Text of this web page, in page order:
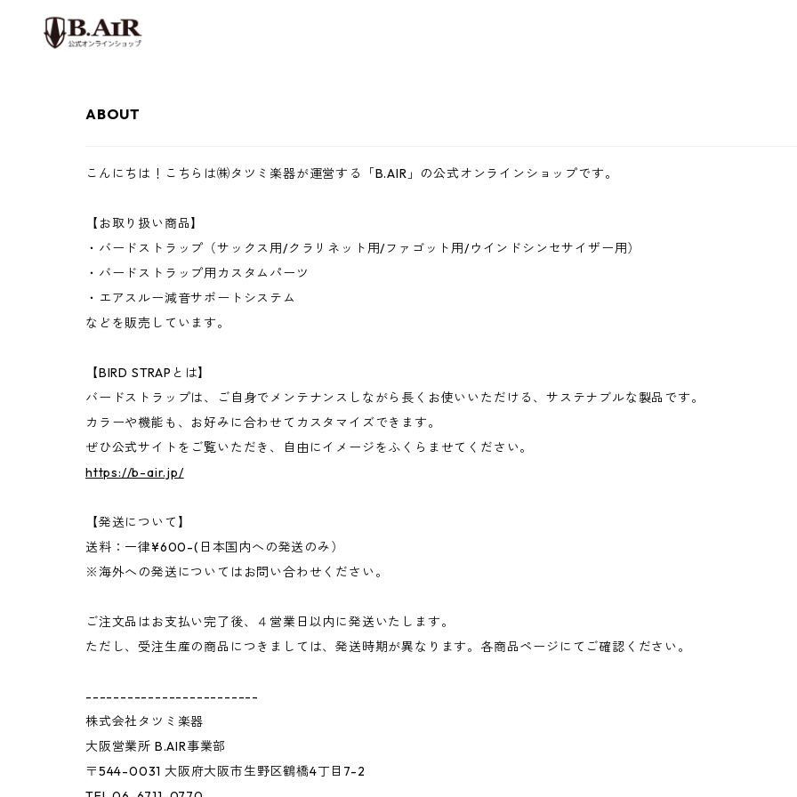
ABOUT
こんにちは！こちらは㈱タツミ楽器が運営する「B.AIR」の公式オンラインショップです。
【お取り扱い商品】
・バードストラップ（サックス用/クラリネット用/ファゴット用/ウインドシンセサイザー用）
・バードストラップ用カスタムパーツ
・エアスルー減音サポートシステム
などを販売しています。
【BIRD STRAPとは】
バードストラップは、ご自身でメンテナンスしながら長くお使いいただける、サステナブルな製品です。
カラーや機能も、お好みに合わせてカスタマイズできます。
ぜひ公式サイトをご覧いただき、自由にイメージをふくらませてください。
https://b-air.jp/
【発送について】
送料：一律¥600-(日本国内への発送のみ）
※海外への発送についてはお問い合わせください。
ご注文品はお支払い完了後、４営業日以内に発送いたします。
ただし、受注生産の商品につきましては、発送時期が異なります。各商品ページにてご確認ください。
-------------------------
株式会社タツミ楽器
大阪営業所 B.AIR事業部
〒544-0031 大阪府大阪市生野区鶴橋4丁目7-2